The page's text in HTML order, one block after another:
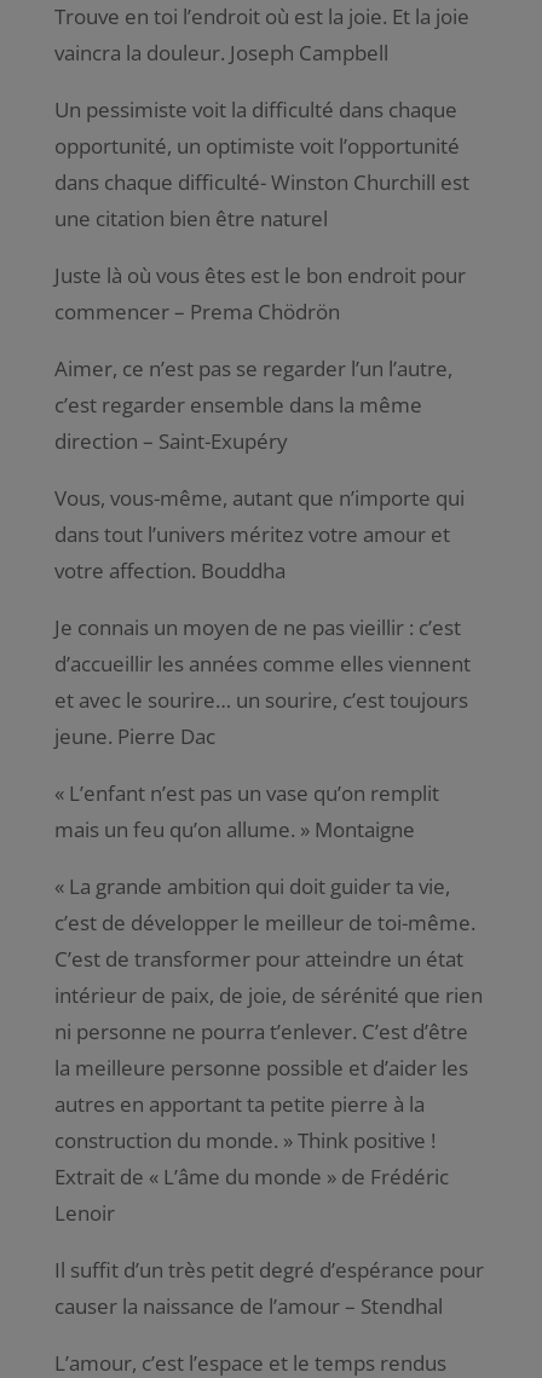
Trouve en toi l’endroit où est la joie. Et la joie
vaincra la douleur. Joseph Campbell
Un pessimiste voit la difficulté dans chaque
opportunité, un optimiste voit l’opportunité
dans chaque difficulté- Winston Churchill est
une citation bien être naturel
Juste là où vous êtes est le bon endroit pour
commencer – Prema Chödrön
Aimer, ce n’est pas se regarder l’un l’autre,
c’est regarder ensemble dans la même
direction – Saint-Exupéry
Vous, vous-même, autant que n’importe qui
dans tout l’univers méritez votre amour et
votre affection. Bouddha
Je connais un moyen de ne pas vieillir : c’est
d’accueillir les années comme elles viennent
et avec le sourire… un sourire, c’est toujours
jeune. Pierre Dac
« L’enfant n’est pas un vase qu’on remplit
mais un feu qu’on allume. » Montaigne
« La grande ambition qui doit guider ta vie,
c’est de développer le meilleur de toi-même.
C’est de transformer pour atteindre un état
intérieur de paix, de joie, de sérénité que rien
ni personne ne pourra t’enlever. C’est d’être
la meilleure personne possible et d’aider les
autres en apportant ta petite pierre à la
construction du monde. » Think positive !
Extrait de « L’âme du monde » de Frédéric
Lenoir
Il suffit d’un très petit degré d’espérance pour
causer la naissance de l’amour – Stendhal
L’amour, c’est l’espace et le temps rendus